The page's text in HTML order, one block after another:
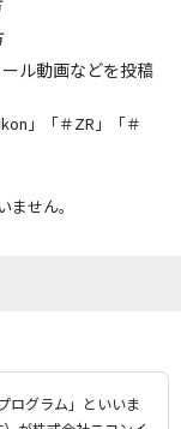
ル動画などを投稿
」「＃ZR」「＃
せん。
ログラム」といいま